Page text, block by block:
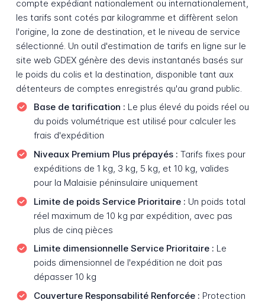
compte expédiant nationalement ou internationalement,
les tarifs sont cotés par kilogramme et diffèrent selon
l'origine, la zone de destination, et le niveau de service
sélectionné. Un outil d'estimation de tarifs en ligne sur le
site web GDEX génère des devis instantanés basés sur
le poids du colis et la destination, disponible tant aux
détenteurs de comptes enregistrés qu'au grand public.
Base de tarification : Le plus élevé du poids réel ou
du poids volumétrique est utilisé pour calculer les
frais d'expédition
Niveaux Premium Plus prépayés : Tarifs fixes pour
expéditions de 1 kg, 3 kg, 5 kg, et 10 kg, valides
pour la Malaisie péninsulaire uniquement
Limite de poids Service Prioritaire : Un poids total
réel maximum de 10 kg par expédition, avec pas
plus de cinq pièces
Limite dimensionnelle Service Prioritaire : Le
poids dimensionnel de l'expédition ne doit pas
dépasser 10 kg
Couverture Responsabilité Renforcée : Protection